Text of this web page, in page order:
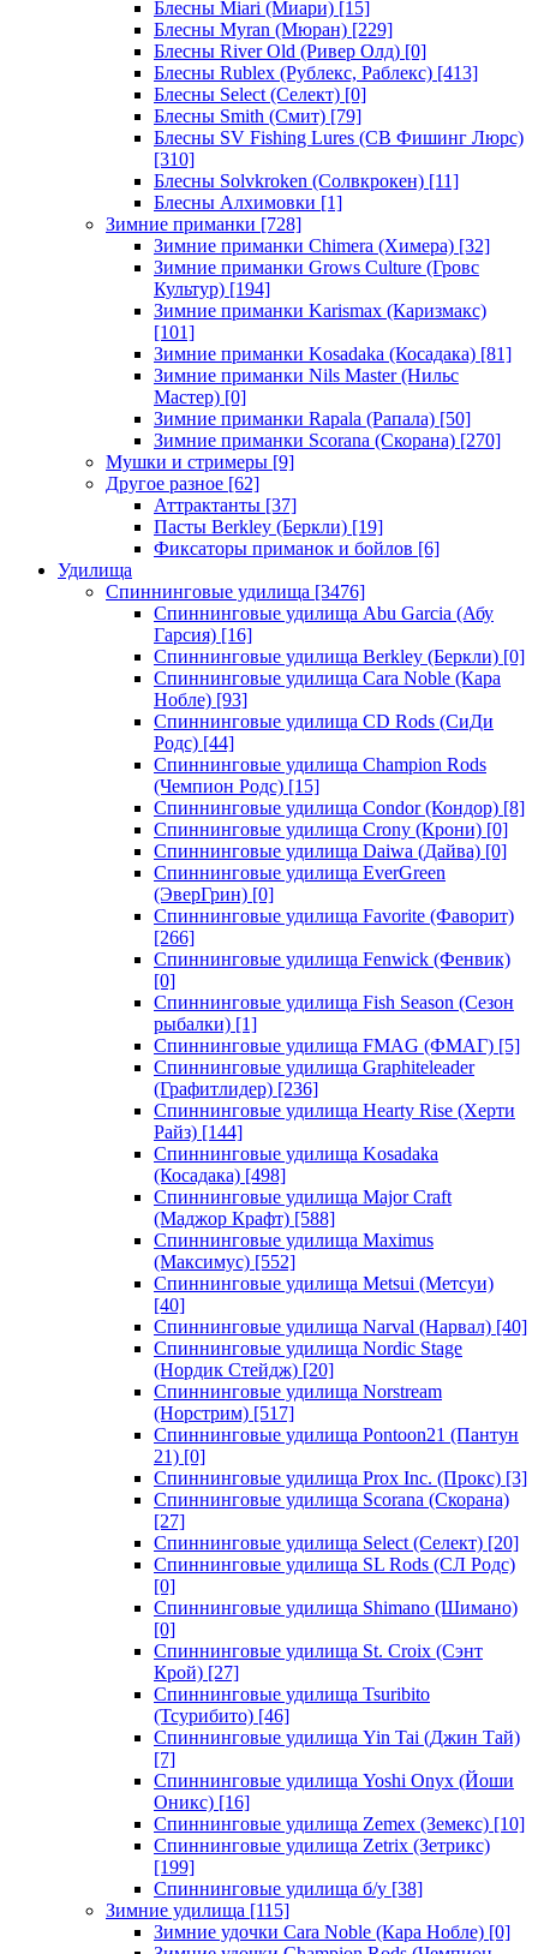
Блесны Miari (Миари) [15]
Блесны Myran (Мюран) [229]
Блесны River Old (Ривер Олд) [0]
Блесны Rublex (Рублекс, Раблекс) [413]
Блесны Select (Селект) [0]
Блесны Smith (Смит) [79]
Блесны SV Fishing Lures (СВ Фишинг Люрс)
[310]
Блесны Solvkroken (Солвкрокен) [11]
Блесны Алхимовки [1]
Зимние приманки [728]
Зимние приманки Chimera (Химера) [32]
Зимние приманки Grows Culture (Гровс
Культур) [194]
Зимние приманки Karismax (Каризмакс)
[101]
Зимние приманки Kosadaka (Косадака) [81]
Зимние приманки Nils Master (Нильс
Мастер) [0]
Зимние приманки Rapala (Рапала) [50]
Зимние приманки Scorana (Скорана) [270]
Мушки и стримеры [9]
Другое разное [62]
Аттрактанты [37]
Пасты Berkley (Беркли) [19]
Фиксаторы приманок и бойлов [6]
Удилища
Спиннинговые удилища [3476]
Спиннинговые удилища Abu Garcia (Абу
Гарсия) [16]
Спиннинговые удилища Berkley (Беркли) [0]
Спиннинговые удилища Cara Noble (Кара
Нобле) [93]
Спиннинговые удилища CD Rods (СиДи
Родс) [44]
Спиннинговые удилища Champion Rods
(Чемпион Родс) [15]
Спиннинговые удилища Condor (Кондор) [8]
Спиннинговые удилища Crony (Крони) [0]
Спиннинговые удилища Daiwa (Дайва) [0]
Спиннинговые удилища EverGreen
(ЭверГрин) [0]
Спиннинговые удилища Favorite (Фаворит)
[266]
Спиннинговые удилища Fenwick (Фенвик)
[0]
Спиннинговые удилища Fish Season (Сезон
рыбалки) [1]
Спиннинговые удилища FMAG (ФМАГ) [5]
Спиннинговые удилища Graphiteleader
(Графитлидер) [236]
Спиннинговые удилища Hearty Rise (Херти
Райз) [144]
Спиннинговые удилища Kosadaka
(Косадака) [498]
Спиннинговые удилища Major Craft
(Маджор Крафт) [588]
Спиннинговые удилища Maximus
(Максимус) [552]
Спиннинговые удилища Metsui (Метсуи)
[40]
Спиннинговые удилища Narval (Нарвал) [40]
Спиннинговые удилища Nordic Stage
(Нордик Стейдж) [20]
Спиннинговые удилища Norstream
(Норстрим) [517]
Спиннинговые удилища Pontoon21 (Пантун
21) [0]
Спиннинговые удилища Prox Inc. (Прокс) [3]
Спиннинговые удилища Scorana (Скорана)
[27]
Спиннинговые удилища Select (Селект) [20]
Спиннинговые удилища SL Rods (СЛ Родс)
[0]
Спиннинговые удилища Shimano (Шимано)
[0]
Спиннинговые удилища St. Croix (Сэнт
Крой) [27]
Спиннинговые удилища Tsuribito
(Тсурибито) [46]
Спиннинговые удилища Yin Tai (Джин Тай)
[7]
Спиннинговые удилища Yoshi Onyx (Йоши
Оникс) [16]
Спиннинговые удилища Zemex (Земекс) [10]
Спиннинговые удилища Zetrix (Зетрикс)
[199]
Спиннинговые удилища б/у [38]
Зимние удилища [115]
Зимние удочки Cara Noble (Кара Нобле) [0]